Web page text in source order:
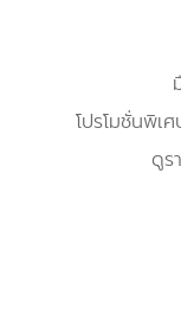
โปรโมชั่นพิเ
ดูร